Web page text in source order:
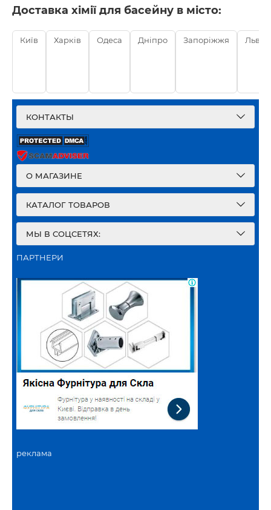
Доставка хімії для басейну в місто:
Київ Харків Одеса Дніпро Запоріжжя Львів
КОНТАКТЫ
О МАГАЗИНЕ
КАТАЛОГ ТОВАРОВ
МЫ В СОЦСЕТЯХ:
ПАРТНЕРИ
реклама